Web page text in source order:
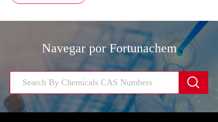
Navegar por Fortunachem
